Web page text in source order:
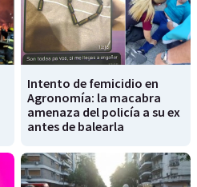
Intento de femicidio en
Agronomía: la macabra
amenaza del policía a su ex
antes de balearla